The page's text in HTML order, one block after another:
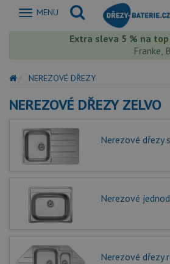
Zobrazit
MENU
Extra sleva 5 % na
Franke,
NEREZOVÉ DŘEZY
NEREZOVÉ DŘEZY ZELVO
Nerezové dřezy
Nerezové
Nerezové dřezy